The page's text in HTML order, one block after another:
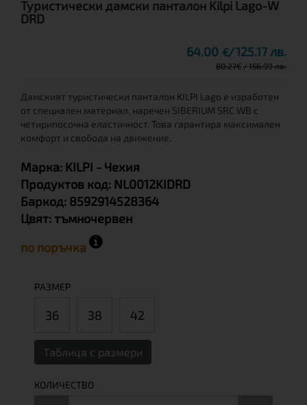
Туристически дамски панталон Kilpi Lago-W
DRD
64.00 € 125.17 лв.
80.27€ 156.99 лв.
Дамският туристически панталон KILPI Lago e изработен
от специален материал, наречен SIBERIUM SRC WB с
четирипосочна еластичност. Това гарантира максимален
комфорт и свобода на движение.
Марка: KILPI - Чехия
Продуктов код: NL0012KIDRD
Баркод: 8592914528364
Цвят:тъмночервен
по поръчка
РАЗМЕР
36 38 42
Таблица с размери
КОЛИЧЕСТВО